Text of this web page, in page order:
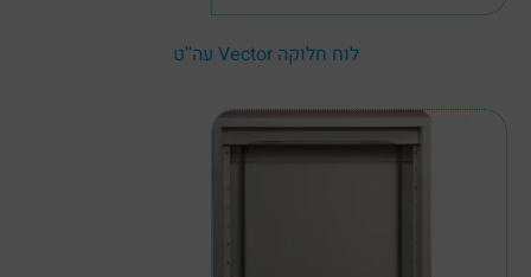
לוח חלוקה Vector עה''ט